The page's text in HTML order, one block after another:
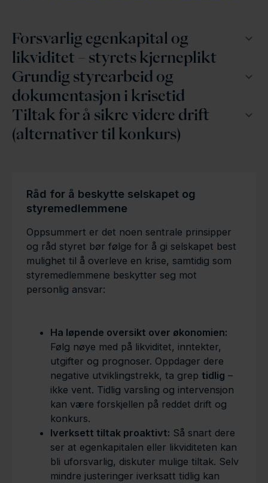
Forsvarlig egenkapital og
likviditet – styrets kjerneplikt
Grundig styrearbeid og
dokumentasjon i krisetid
Tiltak for å sikre videre drift
(alternativer til konkurs)
Råd for å beskytte selskapet og
styremedlemmene
Oppsummert er det noen sentrale prinsipper
og råd styret bør følge for å gi selskapet best
mulighet til å overleve en krise, samtidig som
styremedlemmene beskytter seg mot
personlig ansvar:
Ha løpende oversikt over økonomien:
Følg nøye med på likviditet, inntekter,
utgifter og prognoser. Oppdager dere
negative utviklingstrekk, ta grep tidlig –
ikke vent. Tidlig varsling og intervensjon
kan være forskjellen på reddet drift og
konkurs.
Iverksett tiltak proaktivt: Så snart dere
ser at egenkapitalen eller likviditeten kan
bli uforsvarlig, diskuter mulige tiltak. Selv
mindre justeringer iverksatt tidlig kan